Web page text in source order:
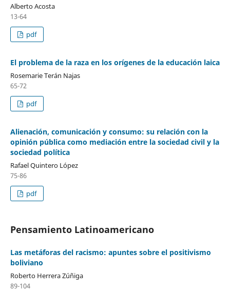
Alberto Acosta
13-64
pdf
El problema de la raza en los orígenes de la educación laica
Rosemarie Terán Najas
65-72
pdf
Alienación, comunicación y consumo: su relación con la
opinión pública como mediación entre la sociedad civil y la
sociedad política
Rafael Quintero López
75-86
pdf
Pensamiento Latinoamericano
Las metáforas del racismo: apuntes sobre el positivismo
boliviano
Roberto Herrera Zúñiga
89-104